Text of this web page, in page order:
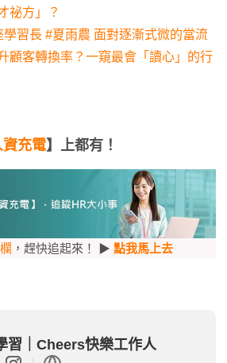
祕方」？
習長 #夏雨農 面對逐漸式微的當流
顧客轉換率？一窺最會「讀心」的行
資充電】上都有！
，趕快追起來！ ▶ 點我馬上去
習｜Cheers快樂工作人